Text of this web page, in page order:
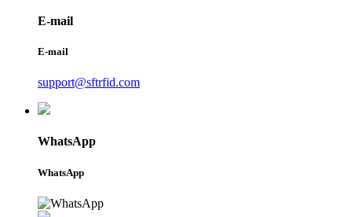
E-mail
E-mail
support@sftrfid.com
WhatsApp
WhatsApp